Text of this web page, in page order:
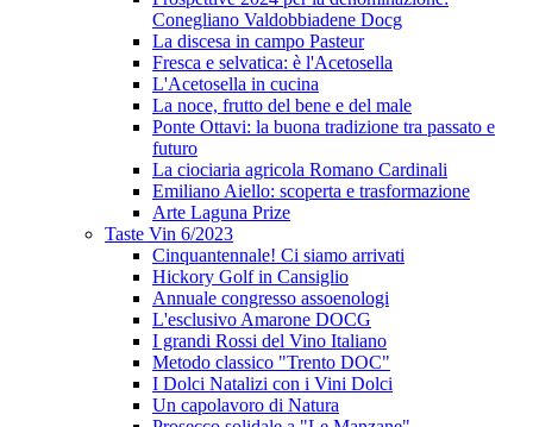
Conegliano Valdobbiadene Docg
La discesa in campo Pasteur
Fresca e selvatica: è l'Acetosella
L'Acetosella in cucina
La noce, frutto del bene e del male
Ponte Ottavi: la buona tradizione tra passato e
futuro
La ciociaria agricola Romano Cardinali
Emiliano Aiello: scoperta e trasformazione
Arte Laguna Prize
Taste Vin 6/2023
Cinquantennale! Ci siamo arrivati
Hickory Golf in Cansiglio
Annuale congresso assoenologi
L'esclusivo Amarone DOCG
I grandi Rossi del Vino Italiano
Metodo classico "Trento DOC"
I Dolci Natalizi con i Vini Dolci
Un capolavoro di Natura